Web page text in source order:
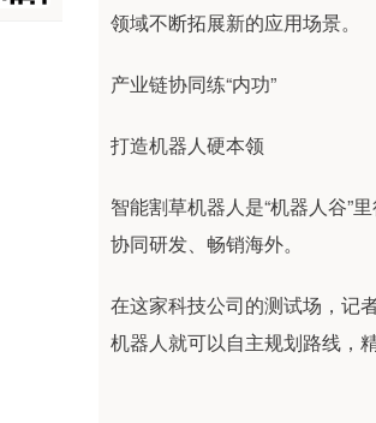
领域不断拓展新的应用场景。
产业链协同练“内功”
打造机器人硬本领
智能割草机器人是“机器人谷”
协同研发、畅销海外。
在这家科技公司的测试场，记
机器人就可以自主规划路线，